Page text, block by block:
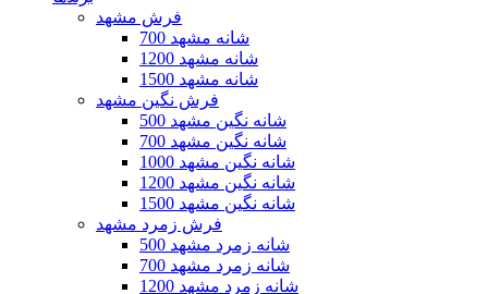
فرش مشهد
700 شانه مشهد
1200 شانه مشهد
1500 شانه مشهد
فرش نگین مشهد
500 شانه نگین مشهد
700 شانه نگین مشهد
1000 شانه نگین مشهد
1200 شانه نگین مشهد
1500 شانه نگین مشهد
فرش زمرد مشهد
500 شانه زمرد مشهد
700 شانه زمرد مشهد
1200 شانه زمرد مشهد